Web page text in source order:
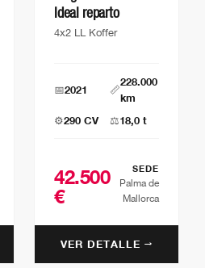
Ideal reparto
4x2 LL Koffer
📅2021 📏
228.000
km
⚙️290 CV ⚖️18,0 t
42.500
€
SEDE
Palma de
Mallorca
VER DETALLE →